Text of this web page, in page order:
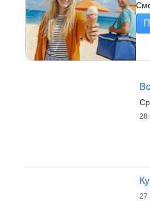
28
27